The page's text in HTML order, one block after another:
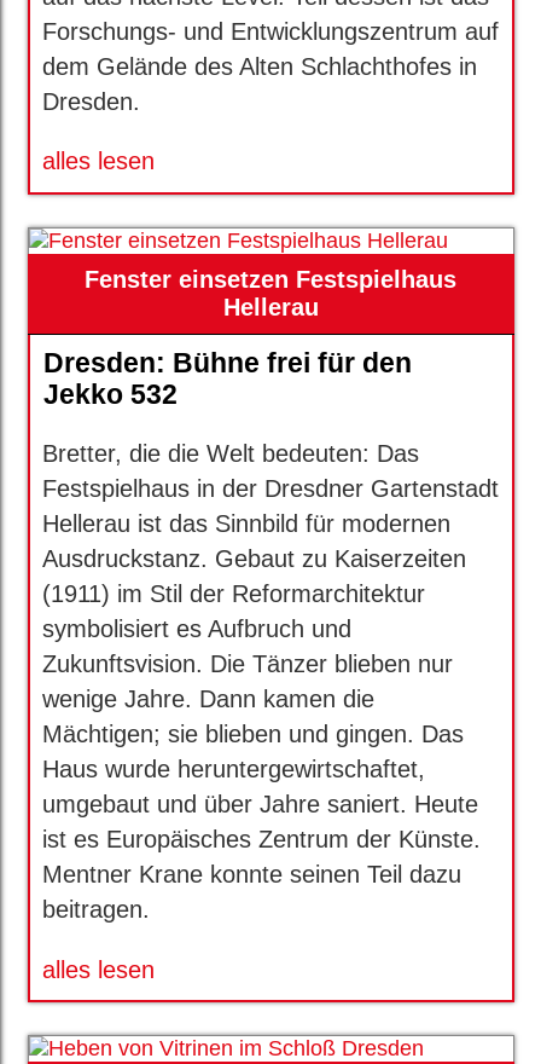
Forschungs- und Entwicklungszentrum auf
dem Gelände des Alten Schlachthofes in
Dresden.
alles lesen
Fenster einsetzen Festspielhaus
Hellerau
Dresden: Bühne frei für den
Jekko 532
Bretter, die die Welt bedeuten: Das
Festspielhaus in der Dresdner Gartenstadt
Hellerau ist das Sinnbild für modernen
Ausdruckstanz. Gebaut zu Kaiserzeiten
(1911) im Stil der Reformarchitektur
symbolisiert es Aufbruch und
Zukunftsvision. Die Tänzer blieben nur
wenige Jahre. Dann kamen die
Mächtigen; sie blieben und gingen. Das
Haus wurde heruntergewirtschaftet,
umgebaut und über Jahre saniert. Heute
ist es Europäisches Zentrum der Künste.
Mentner Krane konnte seinen Teil dazu
beitragen.
alles lesen